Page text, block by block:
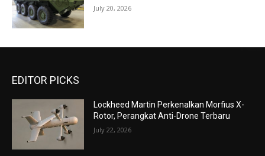
July 20, 2026
EDITOR PICKS
Lockheed Martin Perkenalkan Morfius X-
Rotor, Perangkat Anti-Drone Terbaru
July 22, 2026